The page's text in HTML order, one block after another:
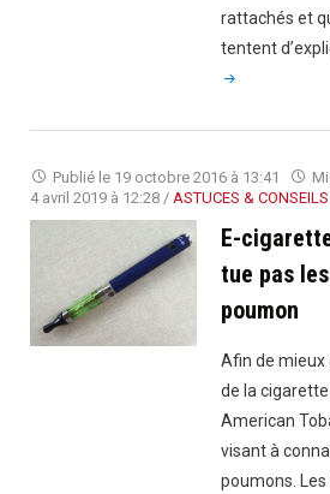
rattachés et
tentent
Publié le 19 octobre 2016 à 13:41
4 avril 2019 à 12:28 / ASTUCES & CONSEILS
E-
tue pas
poumon
Afin de mieux
de la
American
visant à
poumons.